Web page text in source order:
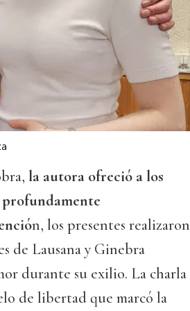
la autora ofreció a los
profundamente
n, los presentes realizaron
de Lausana y Ginebra
durante su exilio. La charla
de libertad que marcó la